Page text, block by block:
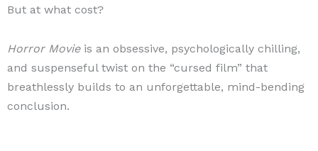
But at what cost?
Horror Movieis an obsessive, psychologically chilling,
and suspenseful twist on the “cursed film” that
breathlessly builds to an unforgettable, mind-bending
conclusion.